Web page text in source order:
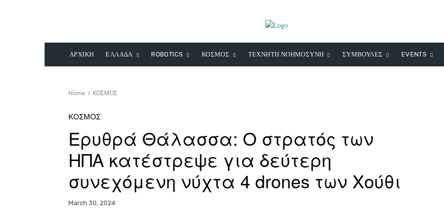
ΑΡΧΙΚΗ ΕΛΛΑΔΑ ROBOTICS ΚΟΣΜΟΣ ΤΕΧΝΗΤΗ ΝΟΗΜΟΣΥΝΗ ΣΥΜΒΟΥΛΕΣ EVENTS
Home ΚΟΣΜΟΣ
ΚΟΣΜΟΣ
Ερυθρά Θάλασσα: Ο στρατός των
ΗΠΑ κατέστρεψε για δεύτερη
συνεχόμενη νύχτα 4 drones των Χούθι
March 30, 2024